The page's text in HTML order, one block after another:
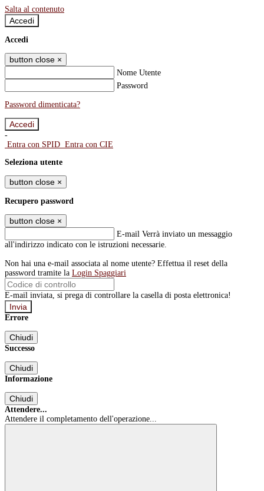
Salta al contenuto
Accedi
Accedi
button close ×
Nome Utente
Password
Password dimenticata?
-
Entra con SPID Entra con CIE
Seleziona utente
button close ×
Recupero password
button close ×
E-mail Verrà inviato un messaggio
all'indirizzo indicato con le istruzioni necessarie.
Non hai una e-mail associata al nome utente? Effettua il reset della
password tramite la Login Spaggiari
E-mail inviata, si prega di controllare la casella di posta elettronica!
Errore
Chiudi
Successo
Chiudi
Informazione
Chiudi
Attendere...
Attendere il completamento dell'operazione...